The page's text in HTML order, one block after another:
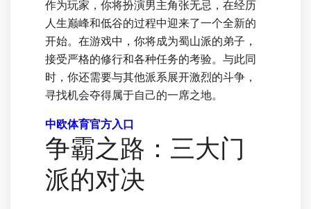
作为玩家，你将扮演男主角张无忌，在经历
人生巅峰和低谷的过程中迎来了一个全新的
开始。在游戏中，你将成为蜀山派的弟子，
接受严格的修行和各种任务的考验。与此同
时，你还需要与其他派系展开激烈的斗争，
寻找机会夺得属于自己的一席之地。
中欧体育官方入口
争霸之路：三大门
派的对决